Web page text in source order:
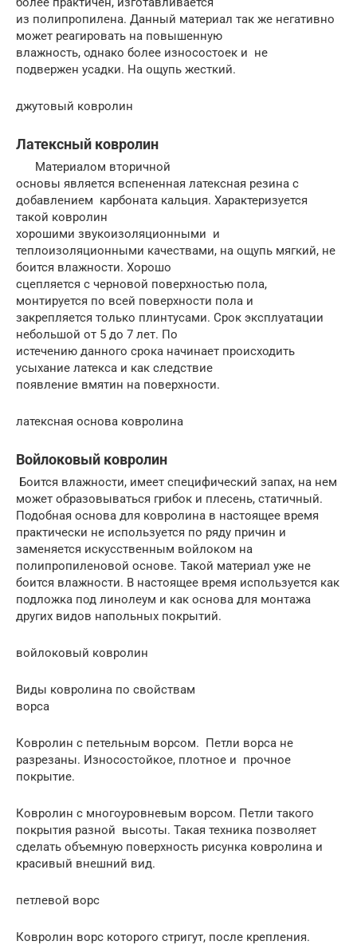
из полипропилена. Данный материал так же негативно
может реагировать на повышенную
влажность, однако более износостоек и не
подвержен усадки. На ощупь жесткий.
джутовый ковролин
Латексный ковролин
Материалом вторичной
основы является вспененная латексная резина с
добавлением карбоната кальция. Характеризуется
такой ковролин
хорошими звукоизоляционными и
теплоизоляционными качествами, на ощупь мягкий, не
боится влажности. Хорошо
сцепляется с черновой поверхностью пола,
монтируется по всей поверхности пола и
закрепляется только плинтусами. Срок эксплуатации
небольшой от 5 до 7 лет. По
истечению данного срока начинает происходить
усыхание латекса и как следствие
появление вмятин на поверхности.
латексная основа ковролина
Войлоковый ковролин
Боится влажности, имеет специфический запах, на нем
может образовываться грибок и плесень, статичный.
Подобная основа для ковролина в настоящее время
практически не используется по ряду причин и
заменяется искусственным войлоком на
полипропиленовой основе. Такой материал уже не
боится влажности. В настоящее время используется как
подложка под линолеум и как основа для монтажа
других видов напольных покрытий.
войлоковый ковролин
Виды ковролина по свойствам
ворса
Ковролин с петельным ворсом. Петли ворса не
разрезаны. Износостойкое, плотное и прочное
покрытие.
Ковролин с многоуровневым ворсом. Петли такого
покрытия разной высоты. Такая техника позволяет
сделать объемную поверхность рисунка ковролина и
красивый внешний вид.
петлевой ворс
Ковролин ворс которого стригут, после крепления.